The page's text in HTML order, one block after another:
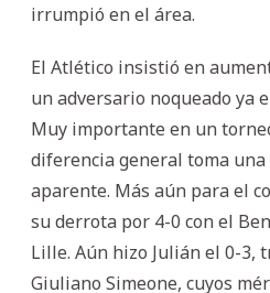
irrumpió en el área.
El Atlético insistió en
un adversario noqueado ya
Muy importante en un
diferencia general toma
aparente. Más aún para el
su derrota por 4-0 con el
Lille. Aún hizo Julián el 0-3,
Giuliano Simeone, cuyos